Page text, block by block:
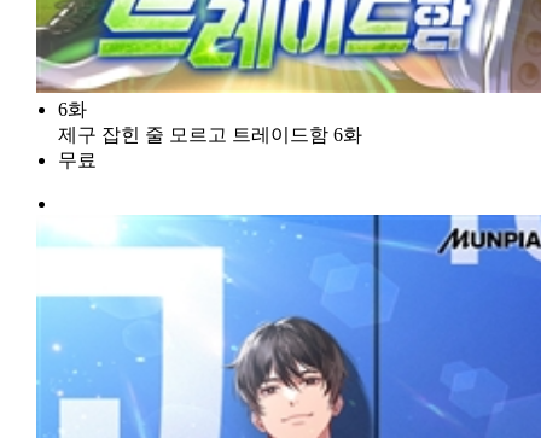
6화
제구 잡힌 줄 모르고 트레이드함 6화
무료